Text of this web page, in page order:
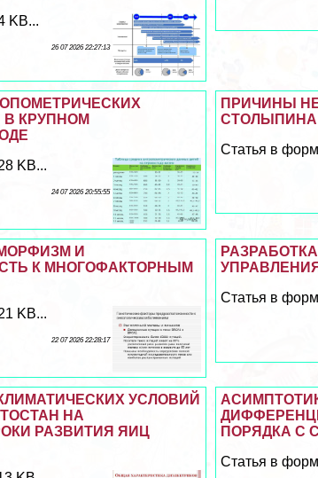
KB...
26 07 2026 22:27:13
ПРИЧИНЫ
СТОЛЫПИНА
Статья в
В КРУПНОМ
KB...
24 07 2026 20:55:55
Статья в
И
К МНОГОФАКТОРНЫМ
KB...
22 07 2026 22:28:17
ПОРЯДКА С
Статья в
УСЛОВИЙ
НА
РАЗВИТИЯ ЯИЦ